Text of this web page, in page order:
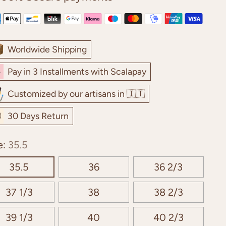
Worldwide Shipping
Pay in 3 Installments with Scalapay
Customized by our artisans in 🇮🇹
30 Days Return
35.5
35.5
36 36 2/3
37 1/3 38 38 2/3
39 1/3 40 40 2/3